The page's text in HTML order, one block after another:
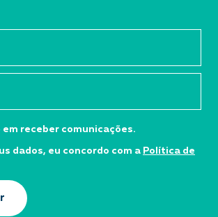
em receber comunicações.
dados, eu concordo com a Política de